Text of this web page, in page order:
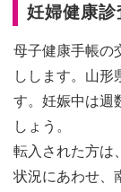
妊婦健康
母子健康手帳の
しします。山形
す。妊娠中は週
しょう。
転入された方は
状況にあわせ、